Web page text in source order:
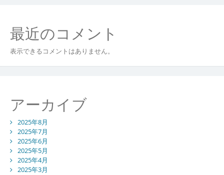
最近のコメント
表示できるコメントはありません。
アーカイブ
2025年8月
2025年7月
2025年6月
2025年5月
2025年4月
2025年3月